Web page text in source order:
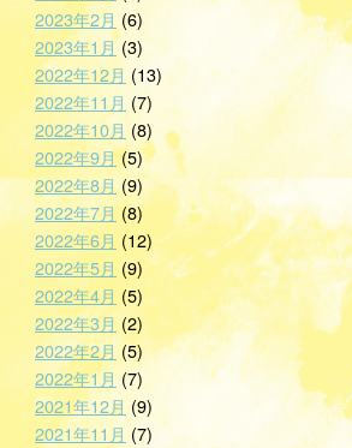
2023年2月 (6)
2023年1月(3)
2022年12月 (13)
2022年11月 (7)
2022年10月 (8)
2022年9月(5)
2022年8月(9)
2022年7月 (8)
2022年6月 (12)
2022年5月 (9)
2022年4月 (5)
2022年3月 (2)
2022年2月(5)
2022年1月(7)
2021年12月 (9)
2021年11月 (7)